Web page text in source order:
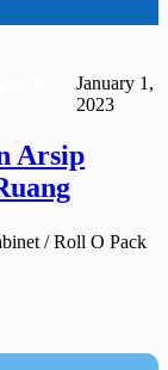
January 1,
2023
Arsip
/ Roll O Pack